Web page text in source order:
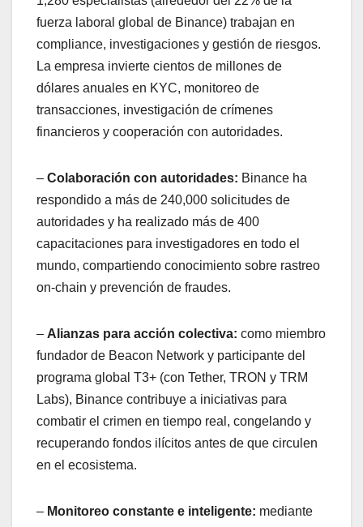
fuerza laboral global de Binance) trabajan en
compliance, investigaciones y gestión de riesgos.
La empresa invierte cientos de millones de
dólares anuales en KYC, monitoreo de
transacciones, investigación de crímenes
financieros y cooperación con autoridades.
– Colaboración con autoridades: Binance ha
respondido a más de 240,000 solicitudes de
autoridades y ha realizado más de 400
capacitaciones para investigadores en todo el
mundo, compartiendo conocimiento sobre rastreo
on-chain y prevención de fraudes.
– Alianzas para acción colectiva: como miembro
fundador de Beacon Network y participante del
programa global T3+ (con Tether, TRON y TRM
Labs), Binance contribuye a iniciativas para
combatir el crimen en tiempo real, congelando y
recuperando fondos ilícitos antes de que circulen
en el ecosistema.
– Monitoreo constante e inteligente: mediante